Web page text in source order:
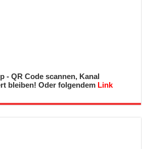
- QR Code scannen, Kanal
bleiben! Oder folgendem Link